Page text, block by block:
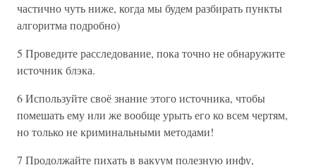
частично чуть ниже, когда мы будем разбирать пункты
алгоритма подробно)
5 Проведите расследование, пока точно не обнаружите
источник блэка.
6 Используйте своё знание этого источника, чтобы
помешать ему или же вообще урыть его ко всем чертям,
но только не криминальными методами!
7 Продолжайте пихать в вакуум полезную инфу,